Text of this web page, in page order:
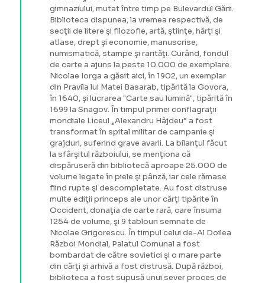
gimnaziului, mutat între timp pe Bulevardul Gării.
Biblioteca dispunea, la vremea respectivă, de
secţii de litere şi filozofie, artă, ştiinţe, hărţi şi
atlase, drept şi economie, manuscrise,
numismatică, stampe şi rarităţi. Curând, fondul
de carte a ajuns la peste 10.000 de exemplare.
Nicolae Iorga a găsit aici, în 1902, un exemplar
din Pravila lui Matei Basarab, tipărită la Govora,
în 1640, şi lucrarea "Carte sau lumină", tipărită în
1699 la Snagov. În timpul primei conflagraţii
mondiale Liceul „Alexandru Hâjdeu” a fost
transformat în spital militar de campanie şi
grajduri, suferind grave avarii. La bilanţul făcut
la sfârşitul războiului, se menţiona că
dispăruseră din bibliotecă aproape 25.000 de
volume legate în piele şi pânză, iar cele rămase
fiind rupte şi descompletate. Au fost distruse
multe ediţii princeps ale unor cărţi tipărite în
Occident, donaţia de carte rară, care însuma
1254 de volume, şi 9 tablouri semnate de
Nicolae Grigorescu. În timpul celui de-Al Doilea
Război Mondial, Palatul Comunal a fost
bombardat de către sovietici şi o mare parte
din cărţi şi arhivă a fost distrusă. După război,
biblioteca a fost supusă unui sever proces de